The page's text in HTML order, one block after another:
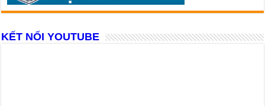
KẾT NỐI YOUTUBE